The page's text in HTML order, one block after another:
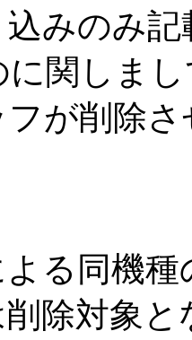
みのみ記
関しま
が削除さ
よる同機種
除対象と